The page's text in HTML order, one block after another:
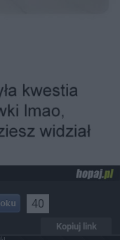
40
Kopiuj link